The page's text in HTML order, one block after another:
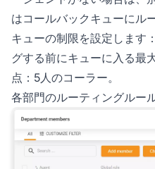
はコールバックキューにル
キューの制限を設定します
グする前にキューに入る最
点：5人のコーラー。
各部門のルーティングルー